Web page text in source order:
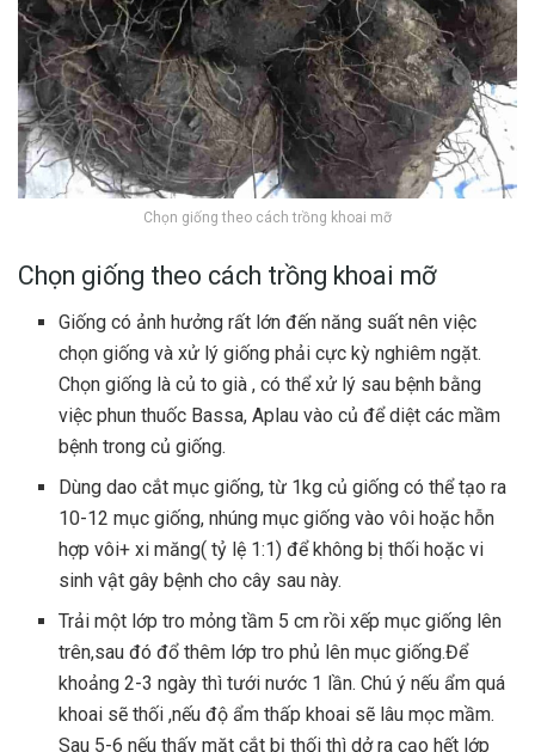
Chọn giống theo cách trồng khoai mỡ
Chọn giống theo cách trồng khoai mỡ
Giống có ảnh hưởng rất lớn đến năng suất nên việc
chọn giống và xử lý giống phải cực kỳ nghiêm ngặt.
Chọn giống là củ to già , có thể xử lý sau bệnh bằng
việc phun thuốc Bassa, Aplau vào củ để diệt các mầm
bệnh trong củ giống.
Dùng dao cắt mục giống, từ 1kg củ giống có thể tạo ra
10-12 mục giống, nhúng mục giống vào vôi hoặc hỗn
hợp vôi+ xi măng( tỷ lệ 1:1) để không bị thối hoặc vi
sinh vật gây bệnh cho cây sau này.
Trải một lớp tro mỏng tầm 5 cm rồi xếp mục giống lên
trên,sau đó đổ thêm lớp tro phủ lên mục giống.Để
khoảng 2-3 ngày thì tưới nước 1 lần. Chú ý nếu ẩm quá
khoai sẽ thối ,nếu độ ẩm thấp khoai sẽ lâu mọc mầm.
Sau 5-6 nếu thấy mặt cắt bị thối thì dở ra cạo hết lớp